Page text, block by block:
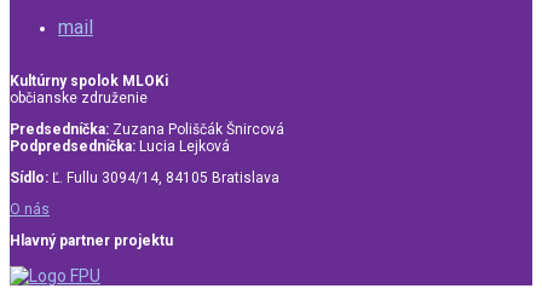
mail
Kultúrny spolok MLOKi
občianske združenie
Predsedníčka: Zuzana Poliščák Šnircová
Podpredsedníčka: Lucia Lejková
Sídlo: Ľ. Fullu 3094/14, 84105 Bratislava
O nás
Hlavný partner projektu